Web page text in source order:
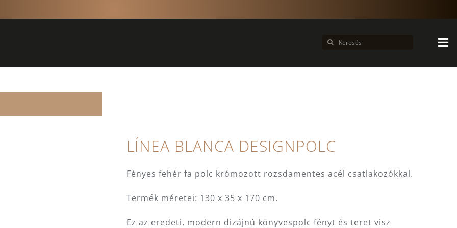
Keresés...
LÍNEA BLANCA DESIGNPOLC
Fényes fehér fa polc krómozott rozsdamentes acél csatlakozókkal.
Termék méretei: 130 x 35 x 170 cm.
Ez az eredeti, modern dizájnú könyvespolc fényt és teret visz